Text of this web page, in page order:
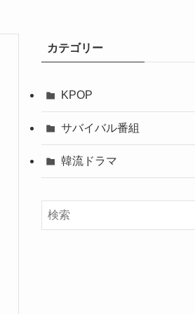
カテゴリー
KPOP
サバイバル番組
韓流ドラマ